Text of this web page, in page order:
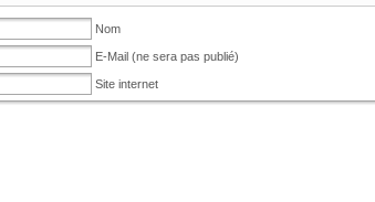
Nom
E-Mail (ne sera pas publié)
Site internet